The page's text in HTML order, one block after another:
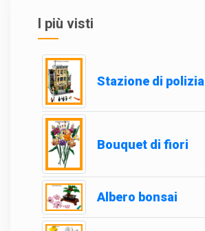
I più visti
Stazione di polizia
Bouquet di fiori
Albero bonsai